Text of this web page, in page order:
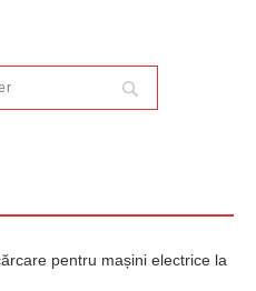
pentru mașini electrice la